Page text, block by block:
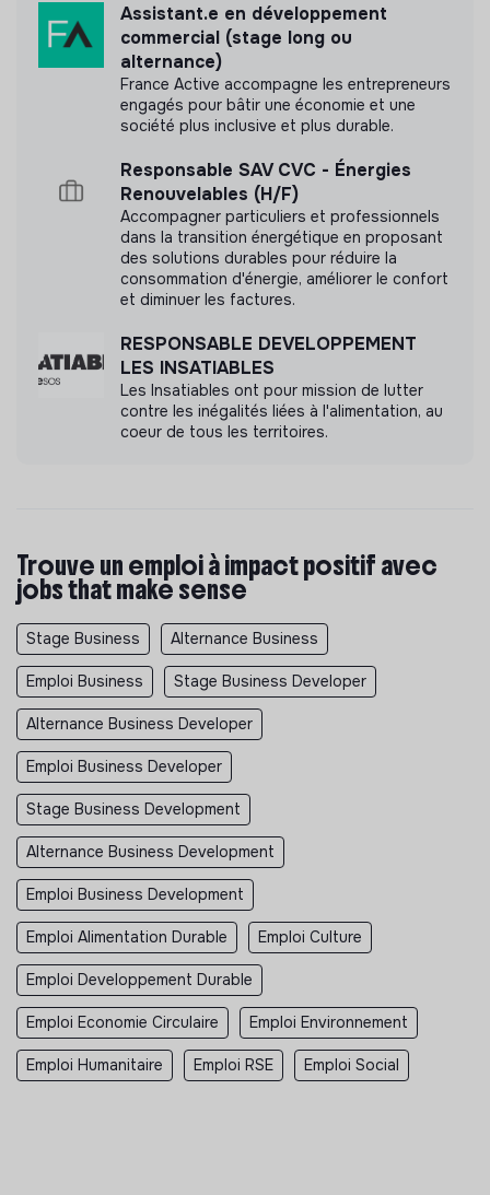
Assistant.e en développement
commercial (stage long ou
alternance)
France Active accompagne les entrepreneurs
engagés pour bâtir une économie et une
société plus inclusive et plus durable.
Responsable SAV CVC - Énergies
Renouvelables (H/F)
Accompagner particuliers et professionnels
dans la transition énergétique en proposant
des solutions durables pour réduire la
consommation d'énergie, améliorer le confort
et diminuer les factures.
RESPONSABLE DEVELOPPEMENT
LES INSATIABLES
Les Insatiables ont pour mission de lutter
contre les inégalités liées à l'alimentation, au
coeur de tous les territoires.
Trouve un emploi à impact positif avec
jobs that make sense
Stage Business Alternance Business
Emploi Business Stage Business Developer
Alternance Business Developer
Emploi Business Developer
Stage Business Development
Alternance Business Development
Emploi Business Development
Emploi Alimentation Durable Emploi Culture
Emploi Developpement Durable
Emploi Economie Circulaire Emploi Environnement
Emploi Humanitaire Emploi RSE Emploi Social